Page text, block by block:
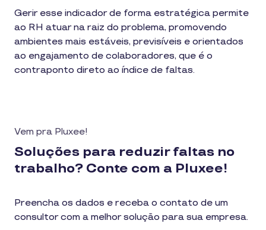
Gerir esse indicador de forma estratégica permite
ao RH atuar na raiz do problema, promovendo
ambientes mais estáveis, previsíveis e orientados
ao engajamento de colaboradores, que é o
contraponto direto ao índice de faltas.
Vem pra Pluxee!
Soluções para reduzir faltas no
trabalho? Conte com a Pluxee!
Preencha os dados e receba o contato de um
consultor com a melhor solução para sua empresa.